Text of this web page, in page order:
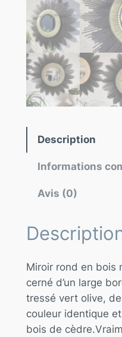
Description
Informations
Avis (0)
Miroir rond en bois
cerné d’un large
tressé vert olive,
couleur identique
bois de